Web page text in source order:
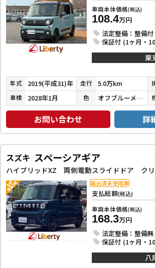
車両本体価格(税込)
108.4万円
法定整備：整備付
保証付 (1ヶ月・
栗
年式 2019(平成31)年 走行 5.0万km
車検 2028年1月 色 オフブルーメタリック／ミネラルグレーメタリック
お問い合わせ 詳
スズキ スペーシアギア
支払総額(税込)
車両本体価格(税込)
168.3万円
法定整備：整備無
保証付 (1ヶ月・
届出済未使用車
八